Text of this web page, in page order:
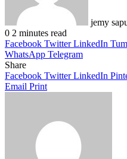
jemy
0 2 minutes read
Facebook Twitter LinkedIn
WhatsApp Telegram
Share
Facebook Twitter LinkedIn
Email Print